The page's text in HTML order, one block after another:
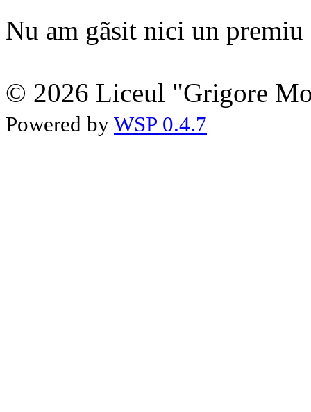
Nu am gãsit nici un premiu
© 2026 Liceul "Grigore
Powered by WSP 0.4.7